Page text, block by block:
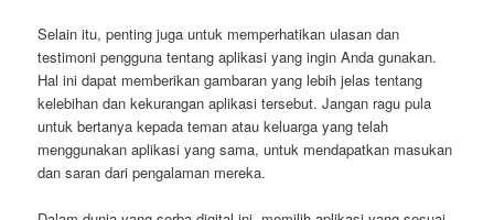
Selain itu, penting juga untuk memperhatikan ulasan dan
testimoni pengguna tentang aplikasi yang ingin Anda gunakan.
Hal ini dapat memberikan gambaran yang lebih jelas tentang
kelebihan dan kekurangan aplikasi tersebut. Jangan ragu pula
untuk bertanya kepada teman atau keluarga yang telah
menggunakan aplikasi yang sama, untuk mendapatkan masukan
dan saran dari pengalaman mereka.